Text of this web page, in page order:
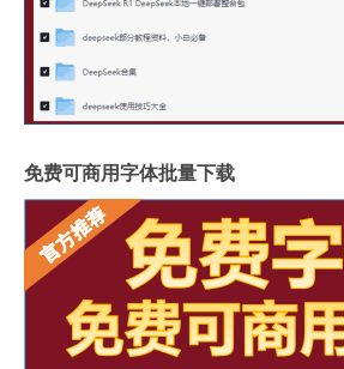
免费可商用字体批量下载